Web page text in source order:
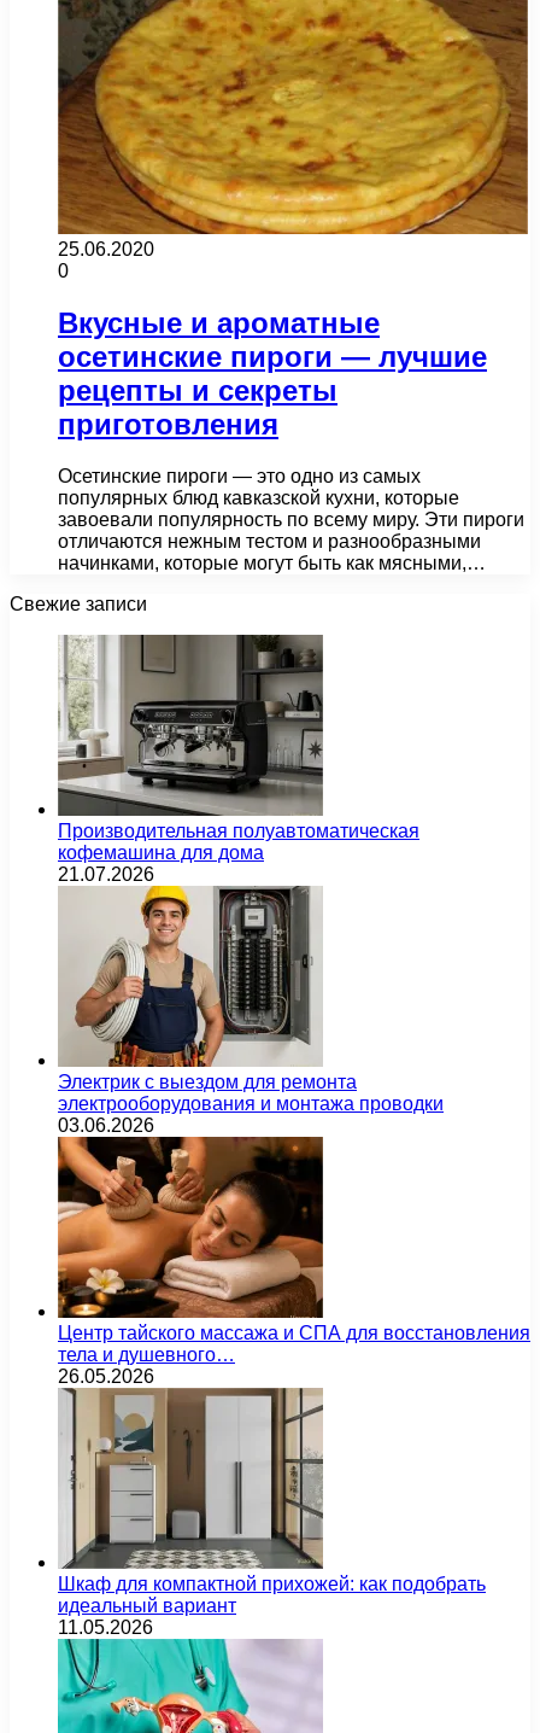
25.06.2020
0
Вкусные и ароматные
осетинские пироги — лучшие
рецепты и секреты
приготовления
Осетинские пироги — это одно из самых
популярных блюд кавказской кухни, которые
завоевали популярность по всему миру. Эти пироги
отличаются нежным тестом и разнообразными
начинками, которые могут быть как мясными,…
Свежие записи
Производительная полуавтоматическая
кофемашина для дома
21.07.2026
Электрик с выездом для ремонта
электрооборудования и монтажа проводки
03.06.2026
Центр тайского массажа и СПА для восстановления
тела и душевного…
26.05.2026
Шкаф для компактной прихожей: как подобрать
идеальный вариант
11.05.2026